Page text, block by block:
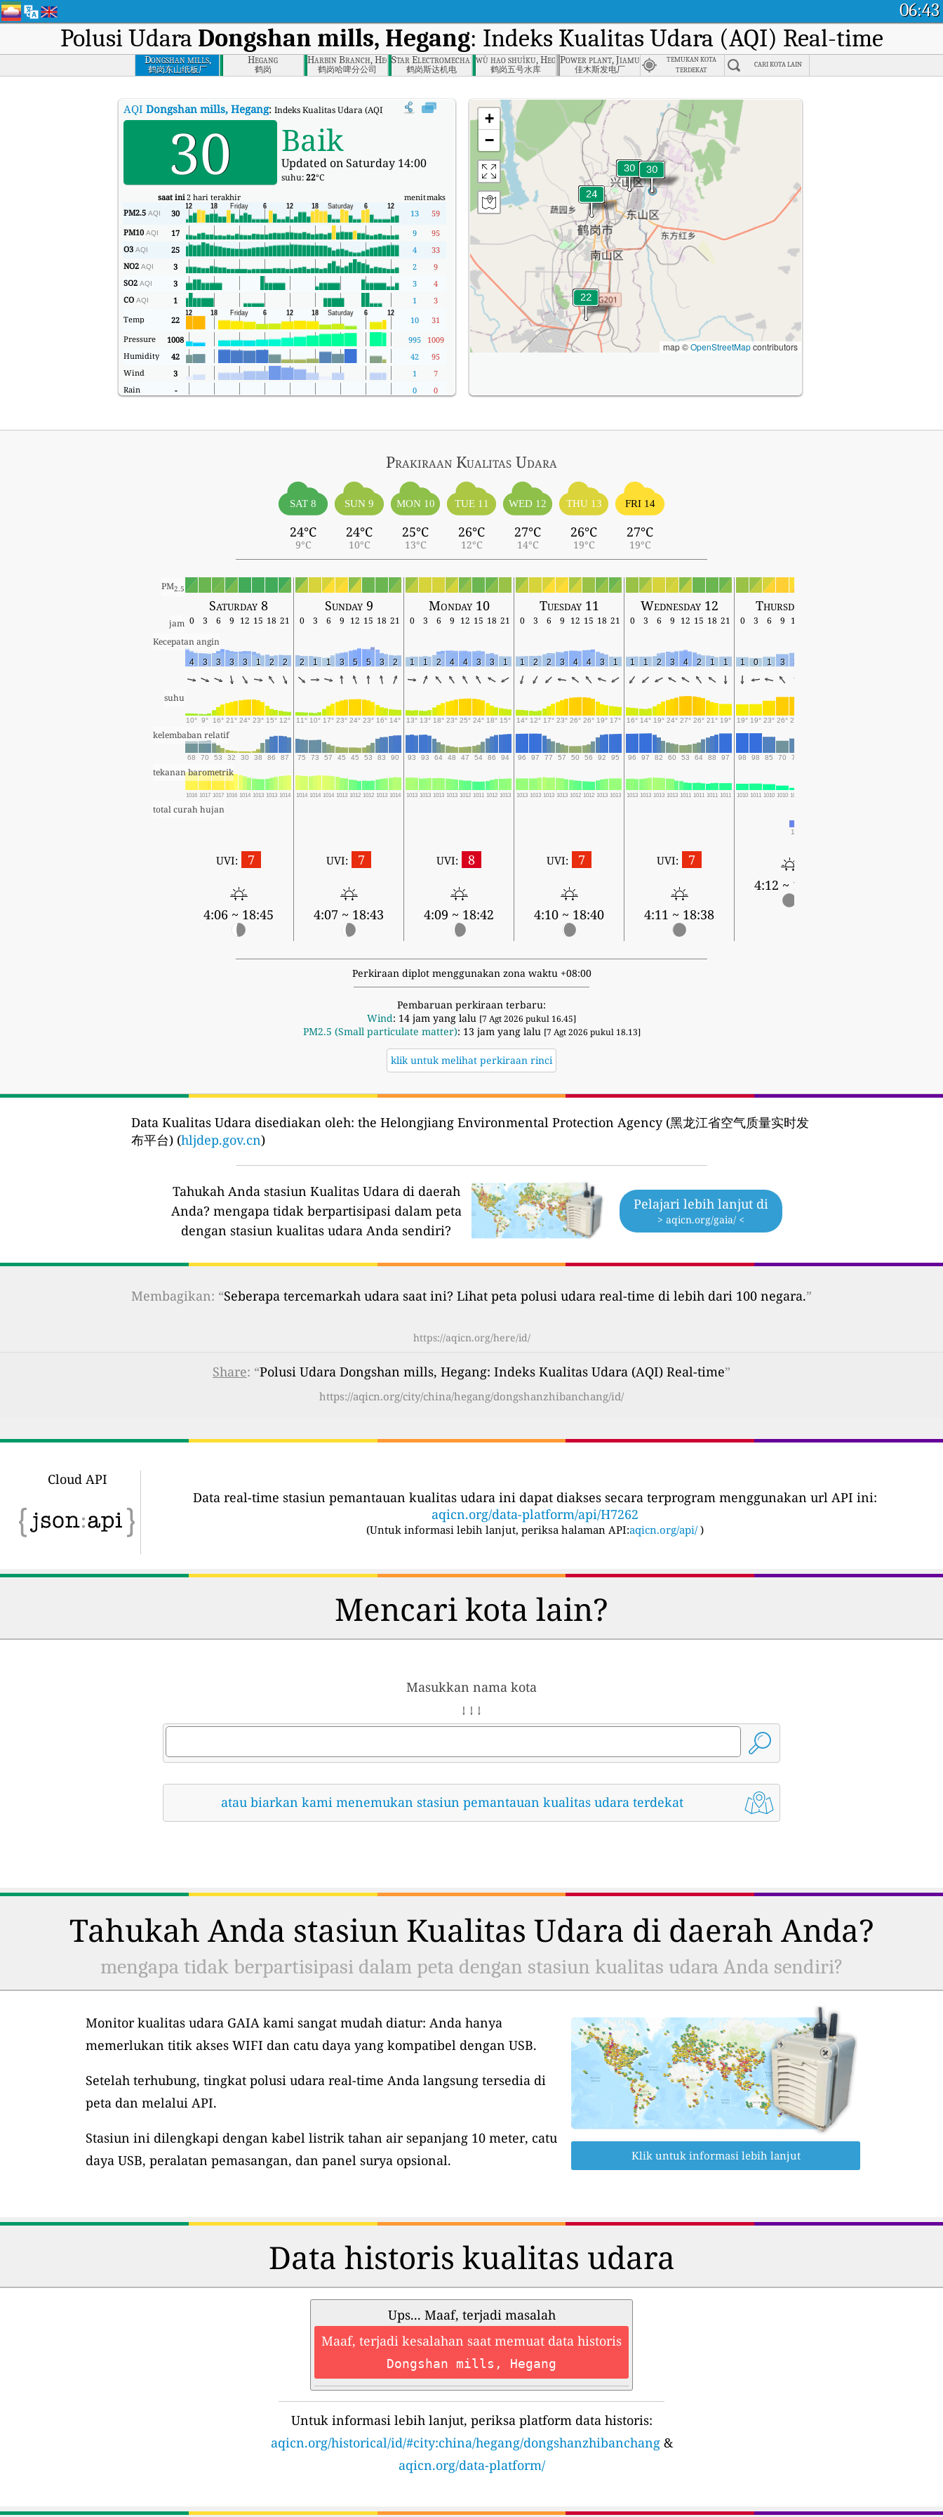
06:43
Polusi Udara Dongshan mills, Hegang: Indeks Kualitas Udara (AQI) Real-time
Dongshan mills,
Hegang
鹤岗东山纸板厂
Hegang
鹤岗
Harbin Branch, Hegang
鹤岗哈啤分公司
Star Electromechanical, Hegang
鹤岗斯达机电
wǔ hao shuǐku, Hegang
鹤岗五号水库
Power plant, Jiamusi
佳木斯发电厂
TEMUKAN KOTA
TERDEKAT
CARI KOTA LAIN
AQI Dongshan mills, Hegang: Indeks Kualitas Udara (AQI) Real-time Dongshan mills, Hegang.
30 Baik
Updated on Saturday 14:00
suhu:22°C
saat ini2 hari terakhir menitmaks
PM2.5 AQI 30 13
59
PM10 AQI 17 9
95
O3 AQI 25 4
33
NO2 AQI 3 2
9
SO2 AQI 3 3
4
CO AQI 1 1
3
Temp
22 10
31
Pressure
1008 995
1009
Humidity
42 42
95
Wind
3 1
7
Rain
- 0 0
+
−
map ©OpenStreetMapcontributors
Prakiraan Kualitas Udara
SAT 8
24°C
9°C
SUN 9
24°C
10°C
MON 10
25°C
13°C
TUE 11
26°C
12°C
WED 12
27°C
14°C
THU 13
26°C
19°C
FRI 14
27°C
19°C
PM2.5
Saturday 8 Sunday 9 Monday 10 Tuesday 11 Wednesday 12 Thursday 13
jam 0 3 6 9 12 15 18 21 0 3 6 9 12 15 18 21 0 3 6 9 12 15 18 21 0 3 6 9 12 15 18 21 0 3 6 9 12 15 18 21 0 3 6 9 12
Kecepatan angin
4 3 3 3 3 1 2 2 2 1 1 3 5 5 3 2 1 1 2 4 4 3 3 1 1 2 2 3 4 4 3 1 1 1 2 3 4 2 1 1 1 0 1 3 3
suhu
10° 9° 16° 21° 24° 23° 15° 12° 11° 10° 17° 23° 24° 23° 16° 14° 13° 13° 18° 23° 25° 24° 18° 15° 14° 12° 17° 23° 26° 26° 19° 17° 16° 14° 19° 24° 27° 26° 21° 19° 19° 19° 23° 26° 26°
kelembaban relatif
68 70 53 32 30 38 86 87 75 73 57 45 45 53 83 90 93 93 64 48 47 54 86 94 96 97 77 57 50 56 92 95 96 97 82 60 53 64 88 97 98 98 85 70 78
tekanan barometrik
1016 1017 1017 1016 1014 1013 1013 1014 1014 1014 1014 1013 1012 1012 1013 1014 1013 1013 1013 1013 1012 1011 1012 1013 1013 1013 1013 1013 1012 1012 1013 1013 1013 1013 1013 1013 1011 1011 1011 1011 1010 1011 1010 1010 1008
total curah hujan
1.1
UVI: 7
4:06 ~ 18:45
UVI: 7
4:07 ~ 18:43
UVI: 8
4:09 ~ 18:42
UVI: 7
4:10 ~ 18:40
UVI: 7
4:11 ~ 18:38
4:12 ~ 18:37
Perkiraan diplot menggunakan zona waktu +08:00
Pembaruan perkiraan terbaru:
Wind: 14 jam yang lalu [7 Agt 2026 pukul 16.45]
PM2.5 (Small particulate matter): 13 jam yang lalu [7 Agt 2026 pukul 18.13]
klik untuk melihat perkiraan rinci
Data Kualitas Udara disediakan oleh: the Helongjiang Environmental Protection Agency (黑龙江省空气质量实时发
布平台) (hljdep.gov.cn)
Tahukah Anda stasiun Kualitas Udara di daerah
Anda? mengapa tidak berpartisipasi dalam peta
dengan stasiun kualitas udara Anda sendiri?
Pelajari lebih lanjut di
> aqicn.org/gaia/ <
Membagikan: “Seberapa tercemarkah udara saat ini? Lihat peta polusi udara real-time di lebih dari 100 negara.”
https://aqicn.org/here/id/
Share: “Polusi Udara Dongshan mills, Hegang: Indeks Kualitas Udara (AQI) Real-time”
https://aqicn.org/city/china/hegang/dongshanzhibanchang/id/
Cloud API
Data real-time stasiun pemantauan kualitas udara ini dapat diakses secara terprogram menggunakan url API ini:
aqicn.org/data-platform/api/H7262
(Untuk informasi lebih lanjut, periksa halaman API:aqicn.org/api/ )
Mencari kota lain?
Masukkan nama kota
↓ ↓ ↓
atau biarkan kami menemukan stasiun pemantauan kualitas udara terdekat
Tahukah Anda stasiun Kualitas Udara di daerah Anda?
mengapa tidak berpartisipasi dalam peta dengan stasiun kualitas udara Anda sendiri?
Monitor kualitas udara GAIA kami sangat mudah diatur: Anda hanya
memerlukan titik akses WIFI dan catu daya yang kompatibel dengan USB.
Setelah terhubung, tingkat polusi udara real-time Anda langsung tersedia di
peta dan melalui API.
Stasiun ini dilengkapi dengan kabel listrik tahan air sepanjang 10 meter, catu
daya USB, peralatan pemasangan, dan panel surya opsional.
Klik untuk informasi lebih lanjut
Data historis kualitas udara
Ups... Maaf, terjadi masalah
Maaf, terjadi kesalahan saat memuat data historis
Dongshan mills, Hegang
Untuk informasi lebih lanjut, periksa platform data historis:
aqicn.org/historical/id/#city:china/hegang/dongshanzhibanchang&
aqicn.org/data-platform/